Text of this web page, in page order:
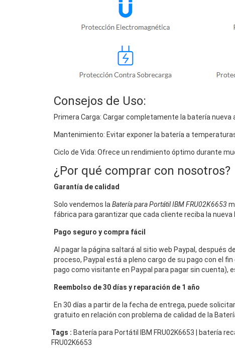
Consejos de Uso:
Primera Carga: Cargar completamente la batería
Mantenimiento: Evitar exponer la batería a
Ciclo de Vida: Ofrece un rendimiento óptimo durante
¿Por qué comprar con nosotros?
Garantía de calidad
Solo vendemos laBatería para Portátil IBM FRU02K6653
fábrica para garantizar que cada cliente reciba la
Pago seguro y compra fácil
Al pagar la página saltará al sitio web Paypal, después
proceso, Paypal está a pleno cargo de su pago con el
pago como visitante en Paypal para pagar sin cuenta),
Reembolso de 30 días y reparación de 1 año
En 30 días a partir de la fecha de entrega, puede
gratuito en relación con problema de calidad de la
Tags : Batería para Portátil IBM FRU02K6653 | batería
FRU02K6653